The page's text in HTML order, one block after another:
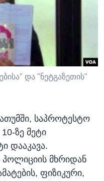
და "ნეტგაზეთის"
საპროტესტო
ზე მეტი
დააკავა.
პოლიციის მხრიდან
ფიზიკური,